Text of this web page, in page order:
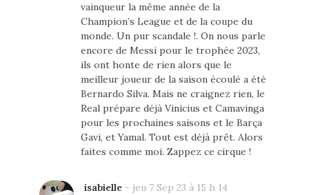
vainqueur la même année de la
Champion’s League et de la coupe du
monde. Un pur scandale !. On nous parle
encore de Messi pour le trophée 2023,
ils ont honte de rien alors que le
meilleur joueur de la saison écoulé a été
Bernardo Silva. Mais ne craignez rien, le
Real prépare déjà Vinicius et Camavinga
pour les prochaines saisons et le Barça
Gavi, et Yamal. Tout est déjà prêt. Alors
faites comme moi. Zappez ce cirque !
isabielle- jeu 7 Sep 23 à 15 h 14